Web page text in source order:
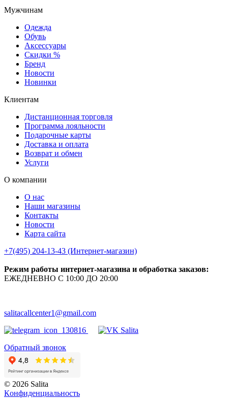
Мужчинам
Одежда
Обувь
Аксессуары
Скидки %
Бренд
Новости
Новинки
Клиентам
Дистанционная торговля
Программа лояльности
Подарочные карты
Доставка и оплата
Возврат и обмен
Услуги
О компании
О нас
Наши магазины
Контакты
Новости
Карта сайта
+7(495) 204-13-43 (Интернет-магазин)
Режим работы интернет-магазина и обработка заказов:
ЕЖЕДНЕВНО С 10:00 ДО 20:00
salitacallcenter1@gmail.com
Обратный звонок
© 2026 Salita
Кoнфидeнциaльнoсть